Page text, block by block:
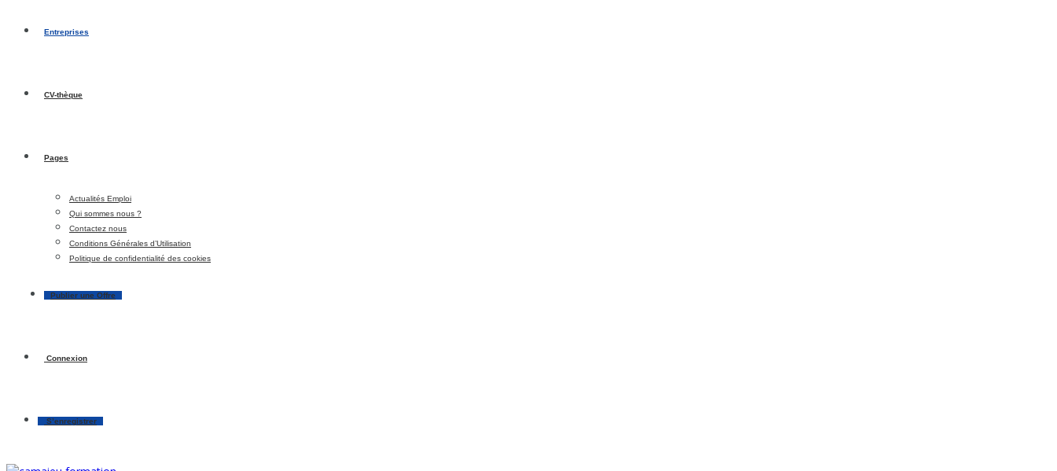
Entreprises
CV-thèque
Pages
Actualités Emploi
Qui sommes nous ?
Contactez nous
Conditions Générales d’Utilisation
Politique de confidentialité des cookies
Publier une Offre
Connexion
S’enregistrer